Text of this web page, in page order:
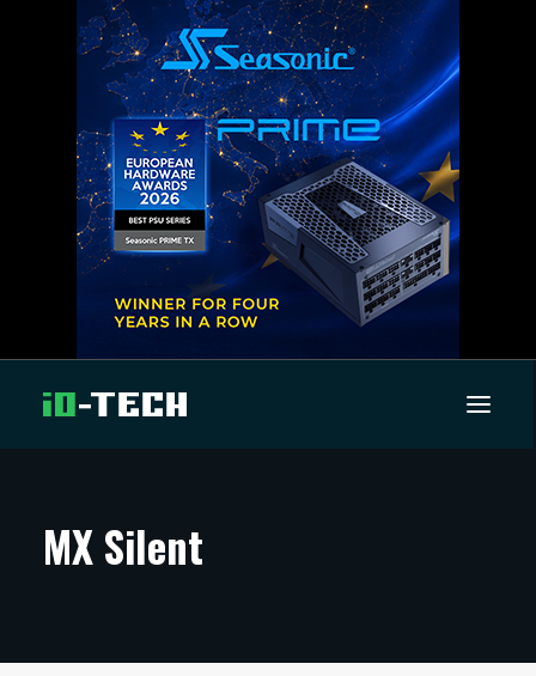
ARTIKKELIT
TECHBBS
MX Silent